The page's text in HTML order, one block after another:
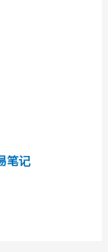
笔记